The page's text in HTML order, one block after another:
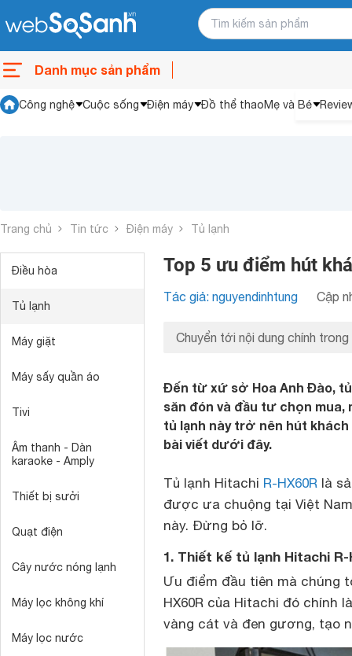
Danh mục sản phẩm
Công nghệ Cuộc sống Điện máy Đồ thể thaoMẹ và Bé
Trang chủ Tin tức Điện máy Tủ lạnh
Điều hòa
Tủ lạnh
Máy giặt
Máy sấy quần áo
Tivi
Âm thanh - Dàn
karaoke - Amply
Thiết bị sưởi
Quạt điện
Cây nước nóng lạnh
Máy lọc không khí
Máy lọc nước
Top 5 ưu điểm hút
Tác giả: nguyendinhtung Cập
Chuyển tới nội dung chính trong
Đến từ xứ sở Hoa Anh Đào,
săn đón và đầu tư chọn mua,
tủ lạnh này trở nên hút
bài viết dưới đây.
Tủ lạnh Hitachi R-HX60R là
được ưa chuộng tại Việt
này. Đừng bỏ lỡ.
1. Thiết kế tủ lạnh Hitachi
Ưu điểm đầu tiên mà chúng
HX60R của Hitachi đó chính
vàng cát và đen gương, tạo